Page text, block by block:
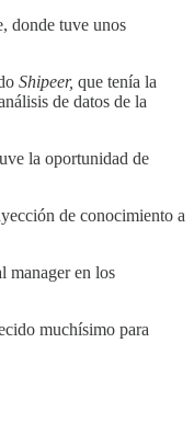
donde tuve unos
Shipeer, que tenía la
de datos de la
la oportunidad de
de conocimiento a
manager en los
muchísimo para